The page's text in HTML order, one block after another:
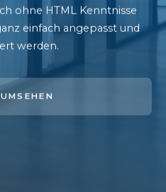
ohne HTML Kenntnisse
einfach angepasst und
werden.